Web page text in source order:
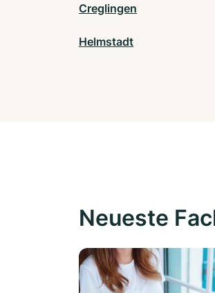
Creglingen
Helmstadt
Neueste